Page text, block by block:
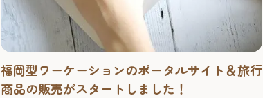
福岡型ワーケーションのポータルサイト＆旅行
商品の販売がスタートしました！